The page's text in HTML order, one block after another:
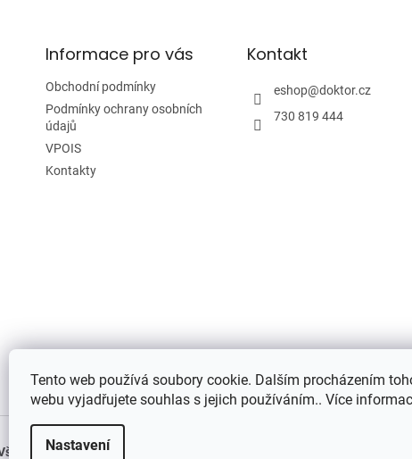
Tento web používá soubory cookie. Dalším procházením
webu vyjadřujete souhlas s jejich používáním.. Více
Nastavení
Informace pro vás
Obchodní podmínky
Podmínky ochrany osobních
údajů
VPOIS
Kontakty
Kontakt
eshop@doktor.cz
730 819 444
práva vyhrazena.